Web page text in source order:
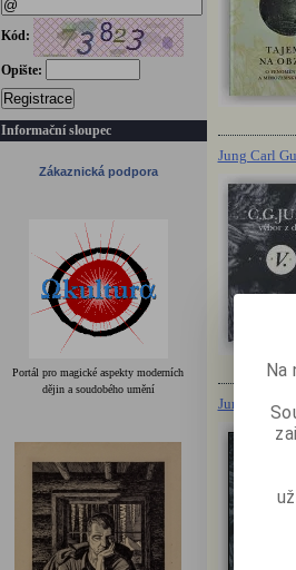
Kód:
Opište:
Registrace
Informační sloupec
Zákaznická podpora
Portál pro magické aspekty moderních
dějin a soudobého umění
Jung Carl
Jung Carl
Na